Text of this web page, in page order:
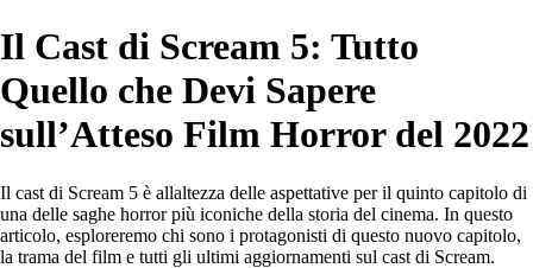
Il Cast di Scream 5: Tutto
Quello che Devi Sapere
sull’Atteso Film Horror del 2022
Il cast di Scream 5 è allaltezza delle aspettative per il quinto capitolo di
una delle saghe horror più iconiche della storia del cinema. In questo
articolo, esploreremo chi sono i protagonisti di questo nuovo capitolo,
la trama del film e tutti gli ultimi aggiornamenti sul cast di Scream.